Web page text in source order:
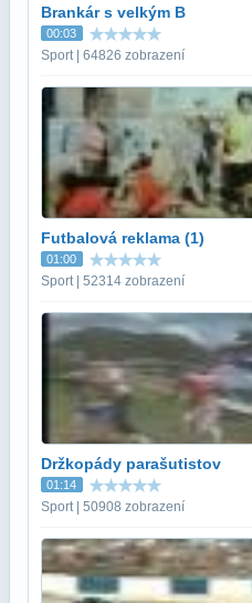
Brankár s velkým B
00:03
Sport | 64826 zobrazení
Futbalová reklama (1)
01:00
Sport | 52314 zobrazení
Držkopády parašutistov
01:14
Sport | 50908 zobrazení